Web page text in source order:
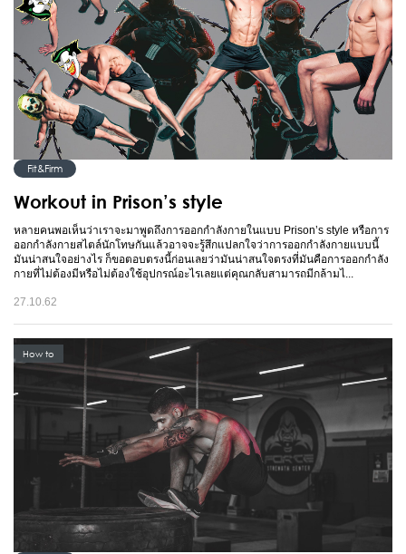
Fit&Firm
Workout in Prison’s style
หลายคนพอเห็นว่าเราจะมาพูดถึงการออกกำลังกายในแบบ Prison’s style หรือการ
ออกกำลังกายสไตล์นักโทษกันแล้วอาจจะรู้สึกแปลกใจว่าการออกกำลังกายแบบนี้
มันน่าสนใจอย่างไร ก็ขอตอบตรงนี้ก่อนเลยว่ามันน่าสนใจตรงที่มันคือการออกกำลัง
กายที่ไม่ต้องมีหรือไม่ต้องใช้อุปกรณ์อะไรเลยแต่คุณกลับสามารถมีกล้ามไ...
27.10.62
How to